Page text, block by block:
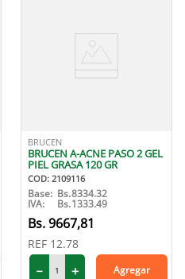
BRUCEN
BRUCEN A-ACNE PASO 2 GEL
PIEL GRASA 120 GR
COD: 2109116
Base: Bs.8334.32
IVA: Bs.1333.49
9667,81
REF 12.78
＋
－ Agregar